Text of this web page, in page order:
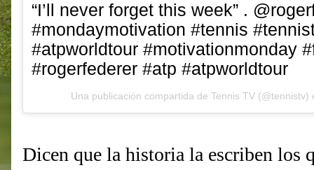
“I’ll never forget this week” .
#mondaymotivation #tennis
#atpworldtour #motivationmonday
#rogerfederer #atp #atpworldtour
Una publicación compartida de Tennis TV(@tennistv)
Dicen que la historia la escriben los